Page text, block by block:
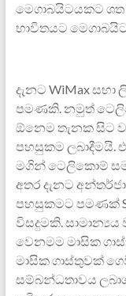
මෙගාබයිටයකට ශත
භාවිතයට
දැනට WiMax
පමණකි. නමුත්
ඕනෙම තැනක සිට
පහසුකම ලබාදීමයි.
මගින් ටෙලිකොම්
අතර දැනට
පහසුකමට පමණක්
විසදුමකි.
වෙනමම මාසික
මාසික ගාස්තුවක්
සම්බන්ධතාවය